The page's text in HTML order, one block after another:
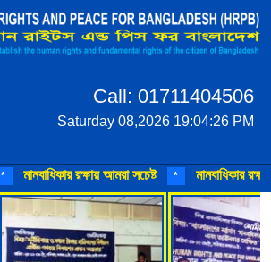
Call: 01711404506
Saturday 08,2026 19:04:26 PM
মানবাধিকার রক্ষায় আমরা সচেষ্ট মানবাধিকার